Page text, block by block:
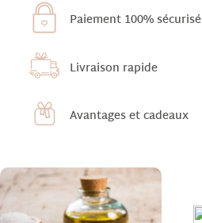
Paiement 100% sécurisé
Livraison rapide
Avantages et cadeaux